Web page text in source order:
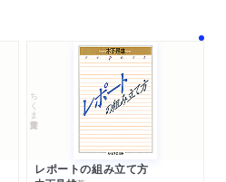
ちくま学芸文庫
レポートの組み立て方